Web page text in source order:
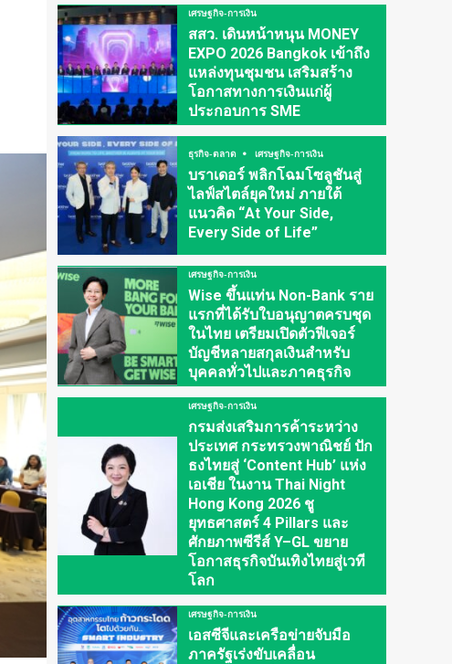
เศรษฐกิจ-การเงิน
สสว. เดินหน้าหนุน MONEY
EXPO 2026 Bangkok เข้าถึง
แหล่งทุนชุมชน เสริมสร้าง
โอกาสทางการเงินแก่ผู้
ประกอบการ SME
ธุรกิจ-ตลาด เศรษฐกิจ-การเงิน
บราเดอร์ พลิกโฉมโซลูชันสู่
ไลฟ์สไตล์ยุคใหม่ ภายใต้
แนวคิด “At Your Side,
Every Side of Life”
เศรษฐกิจ-การเงิน
Wise ขึ้นแท่น Non-Bank ราย
แรกที่ได้รับใบอนุญาตครบชุด
ในไทย เตรียมเปิดตัวฟีเจอร์
บัญชีหลายสกุลเงินสำหรับ
บุคคลทั่วไปและภาคธุรกิจ
เศรษฐกิจ-การเงิน
กรมส่งเสริมการค้าระหว่าง
ประเทศ กระทรวงพาณิชย์ ปัก
ธงไทยสู่ ‘Content Hub’ แห่ง
เอเชีย ในงาน Thai Night
Hong Kong 2026 ชู
ยุทธศาสตร์ 4 Pillars และ
ศักยภาพซีรีส์ Y–GL ขยาย
โอกาสธุรกิจบันเทิงไทยสู่เวที
โลก
เศรษฐกิจ-การเงิน
เอสซีจีและเครือข่ายจับมือ
ภาครัฐเร่งขับเคลื่อน